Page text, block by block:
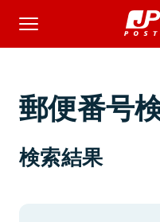
郵便番号
検索結果